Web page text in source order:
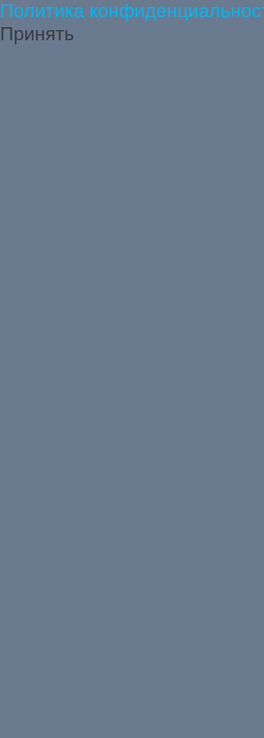
Политика
Принять